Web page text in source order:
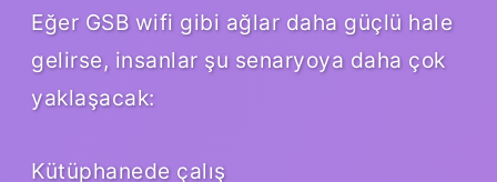
Eğer GSB wifi gibi ağlar daha güçlü hale
gelirse, insanlar şu senaryoya daha çok
yaklaşacak:
Kütüphanede çalış